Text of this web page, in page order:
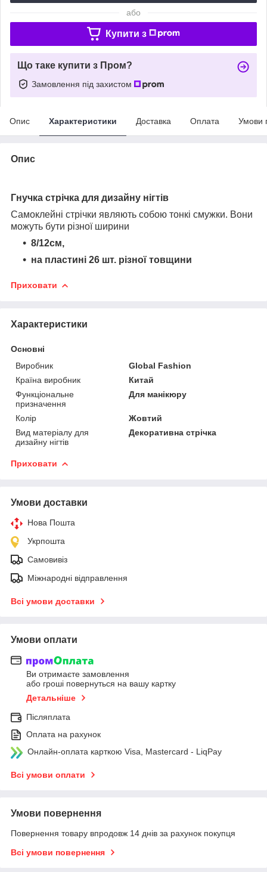
або
Купити з
Що таке купити з Пром?
Замовлення під захистом
Опис Характеристики Доставка Оплата Умови
Опис
Гнучка стрічка для дизайну нігтів
Самоклейні стрічки являють собою тонкі смужки. Вони
можуть бути різної ширини
8/12см,
на пластині 26 шт. різної товщини
Приховати
Характеристики
Основні
Виробник
Global Fashion
Країна виробник
Китай
Функціональне
призначення
Для манікюру
Колір
Жовтий
Вид матеріалу для
дизайну нігтів
Декоративна стрічка
Приховати
Умови доставки
Нова Пошта
Укрпошта
Самовивіз
Міжнародні відправлення
Всі умови доставки
Умови оплати
Ви отримаєте замовлення
або гроші повернуться на вашу картку
Детальніше
Післяплата
Оплата на рахунок
Онлайн-оплата карткою Visa, Mastercard - LiqPay
Всі умови оплати
Умови повернення
Повернення товару впродовж 14 днів за рахунок покупця
Всі умови повернення